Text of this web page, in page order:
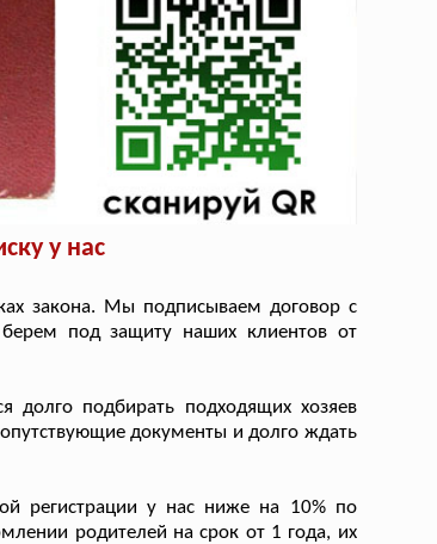
у нас
закона. Мы подписываем договор с
берем под защиту наших клиентов от
подбирать подходящих хозяев
документы и долго ждать
регистрации у нас ниже на 10% по
родителей на срок от 1 года, их